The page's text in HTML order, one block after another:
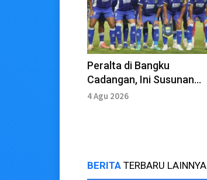
Peralta di Bangku
Cadangan, Ini Susunan
Pemain Persib Versus
4 Agu 2026
BERITA TERBARU LAINNYA